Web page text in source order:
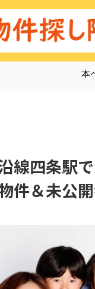
本
線四条駅
件＆未公